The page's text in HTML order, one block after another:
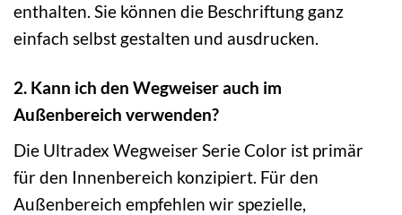
enthalten. Sie können die Beschriftung ganz
einfach selbst gestalten und ausdrucken.
2. Kann ich den Wegweiser auch im
Außenbereich verwenden?
Die Ultradex Wegweiser Serie Color ist primär
für den Innenbereich konzipiert. Für den
Außenbereich empfehlen wir spezielle,